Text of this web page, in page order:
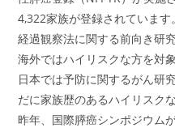
4,322家族が登録されていま
経過観察法に関する前向き研
海外ではハイリスクな方を対
日本では予防に関するがん研
だに家族歴のあるハイリスク
昨年、国際膵癌シンポジウム